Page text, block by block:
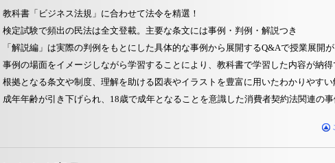
教科書「ビジネス法規」に合わせて法令を精選！
検定試験で頻出の民法は全文登載。主要な条文には事例・判例・解説つき
「解説編」は実際の判例をもとにした具体的な事例から展開するQ&Aで授業展開
事例の場面をイメージしながら学習することにより、教科書で学習した内容が納得
根拠となる条文や制度、理解を助ける図表やイラストを豊富に用いたわかりやすい
成年年齢が引き下げられ、18歳で成年となることを意識した消費者契約法関連の